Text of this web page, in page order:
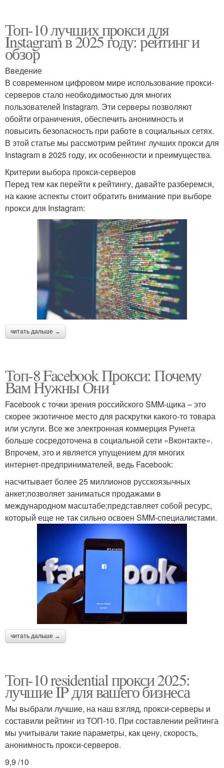
Топ-10 лучших прокси для
Instagram в 2025 году: рейтинг и
обзор
Введение
В современном цифровом мире использование прокси-
серверов стало необходимостью для многих
пользователей Instagram. Эти серверы позволяют
обойти ограничения, обеспечить анонимность и
повысить безопасность при работе в социальных сетях.
В этой статье мы рассмотрим рейтинг лучших прокси для
Instagram в 2025 году, их особенности и преимущества.
Критерии выбора прокси-серверов
Перед тем как перейти к рейтингу, давайте разберемся,
на какие аспекты стоит обратить внимание при выборе
прокси для Instagram:
читать дальше →
Топ-8 Facebook Прокси: Почему
Вам Нужны Они
Facebook с точки зрения российского SMM-щика – это
скорее экзотичное место для раскрутки какого-то товара
или услуги. Все же электронная коммерция Рунета
больше сосредоточена в социальной сети «Вконтакте».
Впрочем, это и является упущением для многих
интернет-предпринимателей, ведь Facebook:
насчитывает более 25 миллионов русскоязычных
анкет;позволяет заниматься продажами в
международном масштабе;представляет собой ресурс,
который еще не так сильно освоен SMM-специалистами.
читать дальше →
Топ-10 residential прокси 2025:
лучшие IP для вашего бизнеса
Мы выбрали лучшие, на наш взгляд, прокси-серверы и
составили рейтинг из ТОП-10. При составлении рейтинга
мы учитывали такие параметры, как цену, скорость,
анонимность прокси-серверов.
9,9 /10